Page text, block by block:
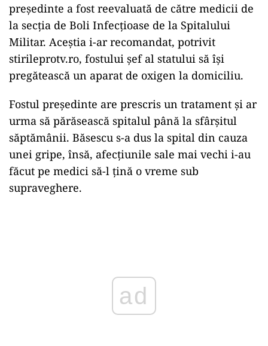
președinte a fost reevaluată de către medicii de
la secția de Boli Infecțioase de la Spitalului
Militar. Aceștia i-ar recomandat, potrivit
stirileprotv.ro, fostului șef al statului să își
pregătească un aparat de oxigen la domiciliu.
Fostul președinte are prescris un tratament și ar
urma să părăsească spitalul până la sfârșitul
săptămânii. Băsescu s-a dus la spital din cauza
unei gripe, însă, afecțiunile sale mai vechi i-au
făcut pe medici să-l țină o vreme sub
supraveghere.